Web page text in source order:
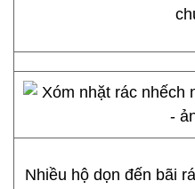
Nhiều hộ dọn đến bãi